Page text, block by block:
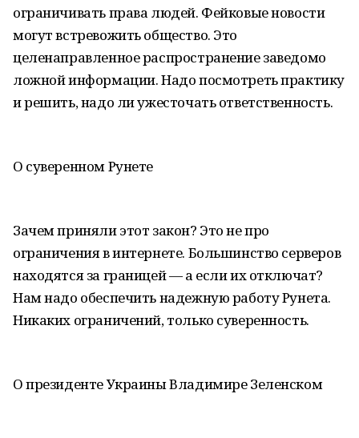
ограничивать права людей. Фейковые новости
могут встревожить общество. Это
целенаправленное распространение заведомо
ложной информации. Надо посмотреть практику
и решить, надо ли ужесточать ответственность.
О суверенном Рунете
Зачем приняли этот закон? Это не про
ограничения в интернете. Большинство серверов
находятся за границей — а если их отключат?
Нам надо обеспечить надежную работу Рунета.
Никаких ограничений, только суверенность.
О президенте Украины Владимире Зеленском